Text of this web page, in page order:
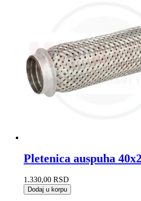
Pletenica auspuha
1.330,00 RSD
Dodaj u korpu